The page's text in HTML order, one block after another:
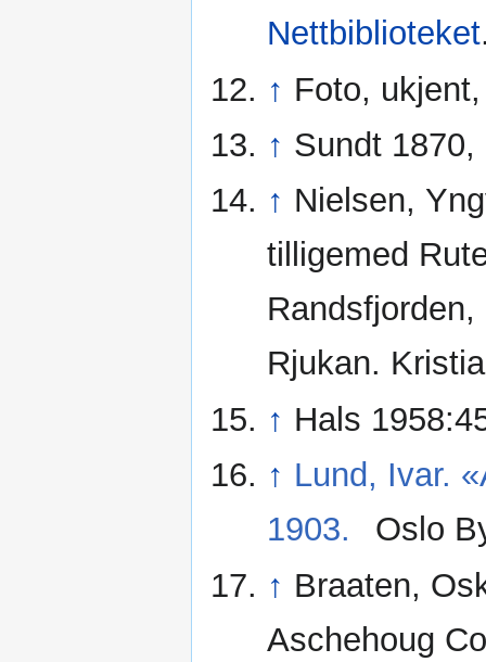
Nettbiblioteket
↑ Foto,
↑ Sundt
↑ Nielsen,
tilligemed
Rjukan.
↑ Hals
↑ Lund, Ivar.
1903.
Oslo
↑ Braaten,
Aschehoug